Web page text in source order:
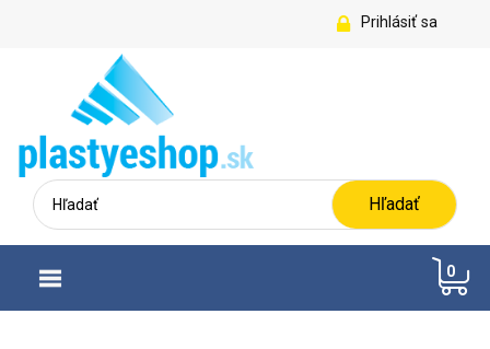
Prihlásiť sa
0
Hľadať